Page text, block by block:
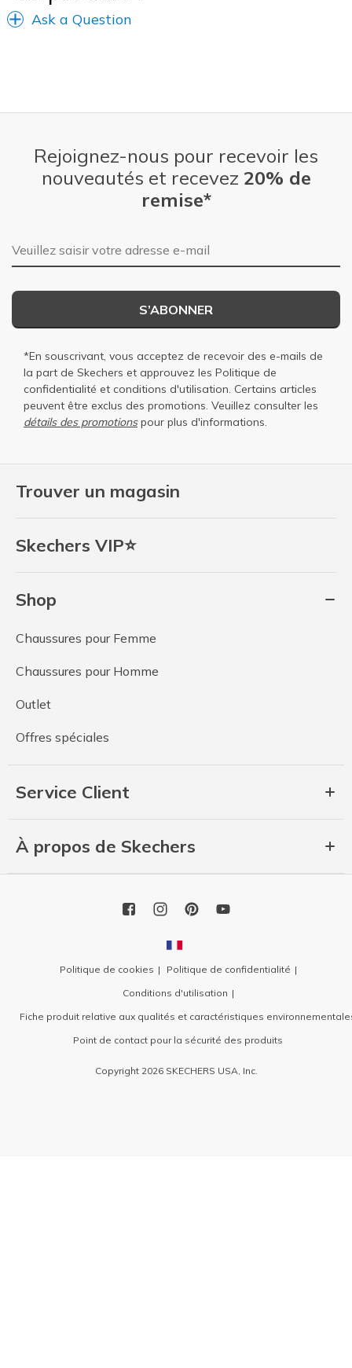
Ask a Question
Trouver un magasin
Skechers VIP⭐
Shop
Chaussures pour Femme
Chaussures pour Homme
Outlet
Offres spéciales
Service Client
À propos de Skechers
Rejoignez-nous pour recevoir les
nouveautés et recevez 20% de
remise*
Adresse e-mail
S’ABONNER
*En souscrivant, vous acceptez de recevoir des e-mails de
la part de Skechers et approuvez les Politique de
confidentialité et conditions d'utilisation . Certains articles
peuvent être exclus des promotions. Veuillez consulter les
détails des promotionspour plus d'informations.
Politique de cookies
Politique de confidentialité
Conditions d'utilisation
Fiche produit relative aux qualités et caractéristiques
Point de contact pour la sécurité des produits
Copyright 2026 SKECHERS USA, Inc.